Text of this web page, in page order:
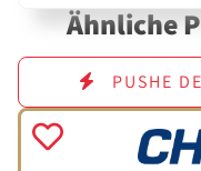
Ähnliche
PUSHE